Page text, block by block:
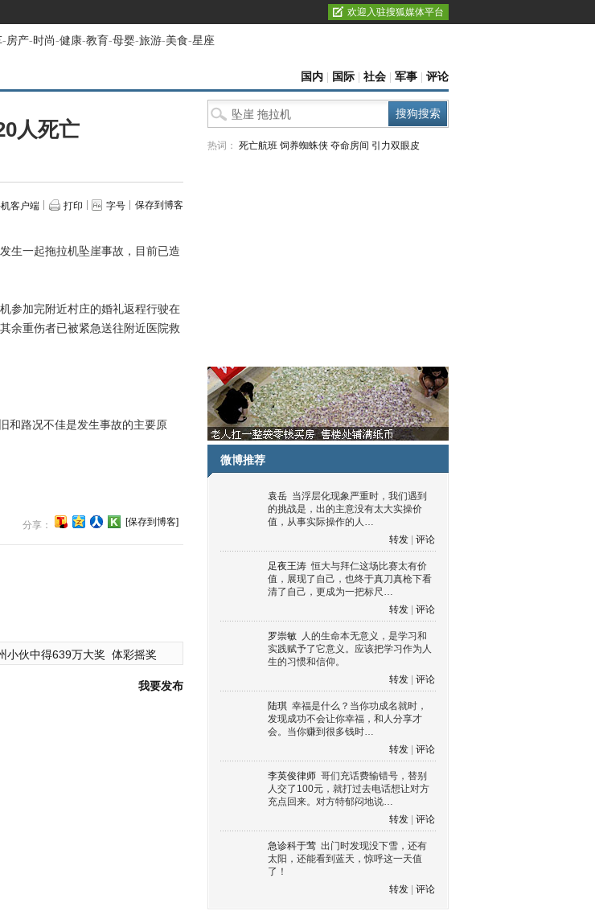
欢迎入驻搜狐媒体平台
-房产-时尚-健康-教育-母婴-旅游-美食-星座
国内 国际 社会 军事 评论
人死亡
客户端 打印 字号 保存到博客
一起拖拉机坠崖事故，目前已造
加完附近村庄的婚礼返程行驶在
余重伤者已被紧急送往附近医院救
路况不佳是发生事故的主要原
分享： [保存到博客]
小伙中得639万大奖 体彩摇奖
我要发布
热词： 死亡航班 饲养蜘蛛侠 夺命房间 引力双眼皮
微博推荐
袁岳 当浮层化现象严重时，我们遇到
的挑战是，出的主意没有太大实操价
值，从事实际操作的人…
转发
评论
足夜王涛 恒大与拜仁这场比赛太有价
值，展现了自己，也终于真刀真枪下看
清了自己，更成为一把标尺…
转发
评论
罗崇敏 人的生命本无意义，是学习和
实践赋予了它意义。应该把学习作为人
生的习惯和信仰。
转发
评论
陆琪 幸福是什么？当你功成名就时，
发现成功不会让你幸福，和人分享才
会。当你赚到很多钱时…
转发
评论
李英俊律师 哥们充话费输错号，替别
人交了100元，就打过去电话想让对方
充点回来。对方特郁闷地说…
转发
评论
急诊科于莺 出门时发现没下雪，还有
太阳，还能看到蓝天，惊呼这一天值
了！
转发
评论